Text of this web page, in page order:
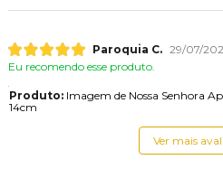
Paroquia C. 29/07/
Eu recomendo esse produto.
Produto:Imagem de Nossa Senhora
14cm
Ver mais